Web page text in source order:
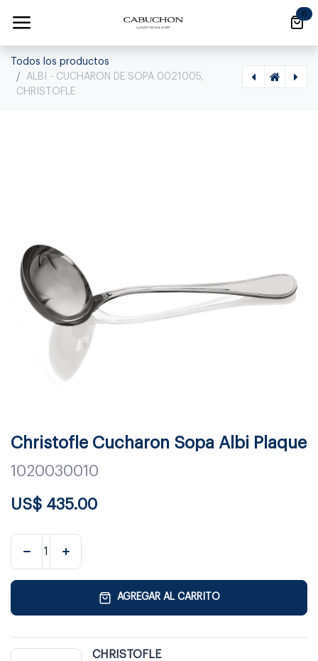
0
Todos los productos
ALBI - CUCHARON DE SOPA 0021005,
CHRISTOFLE
Christofle Cucharon Sopa Albi Plaque
1020030010
US$ 435.00
AGREGAR AL CARRITO
CHRISTOFLE